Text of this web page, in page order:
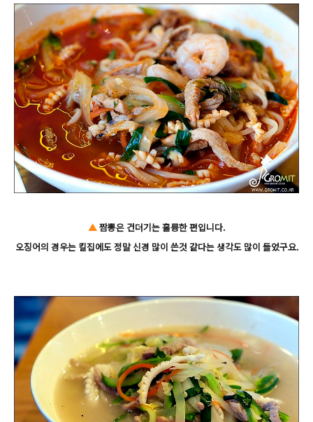
▲짬뽕은 건더기는 훌륭한 편입니다.
오징어의 경우는 킬집에도 정말 신경 많이 쓴것 같다는 생각도 많이 들었구요.